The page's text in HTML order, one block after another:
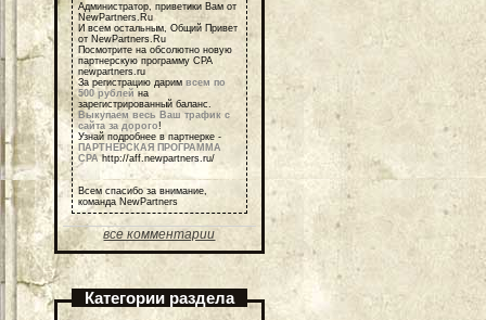
Администратор, приветики Вам от
NewPartners.Ru
И всем остальным, Общий Привет
от NewPartners.Ru
Посмотрите на обсолютно новую
партнерскую программу СРА
newpartners.ru
За регистрацию дарим всем по
500 рублей на
зарегистрированный баланс.
Выкупаем весь Ваш трафик с
сайта за дорого!
Узнай подробнее в партнерке -
ПАРТНЕРСКАЯ ПРОГРАММА
СРАhttp://aff.newpartners.ru/
Всем спасибо за внимание,
команда NewPartners
все комментарии
Категории раздела